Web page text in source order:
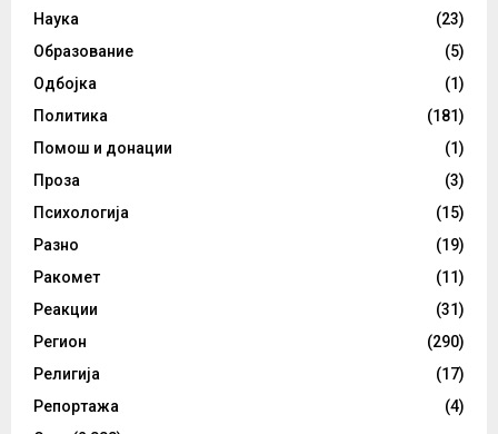
Наука
(23)
Образование
(5)
Одбојка
(1)
Политика
(181)
Помош и донации
(1)
Проза
(3)
Психологија
(15)
Разно
(19)
Ракомет
(11)
Реакции
(31)
Регион
(290)
Религија
(17)
Репортажа
(4)